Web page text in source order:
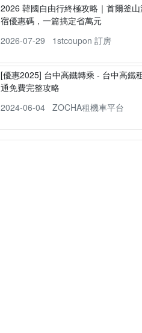
2026 韓國自由行終極攻略｜首爾釜
宿優惠碼，一篇搞定省萬元
2026-07-29
1stcoupon 訂房
[優惠2025] 台中高鐵轉乘 - 台中高鐵
通免費完整攻略
2024-06-04
ZOCHA租機車平台